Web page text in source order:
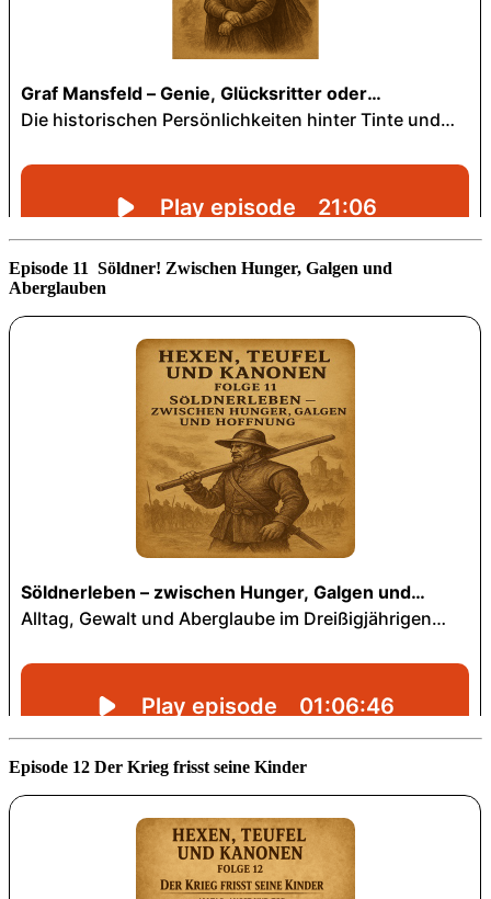
Episode 11 Söldner! Zwischen Hunger, Galgen und
Aberglauben
Episode 12 Der Krieg frisst seine Kinder